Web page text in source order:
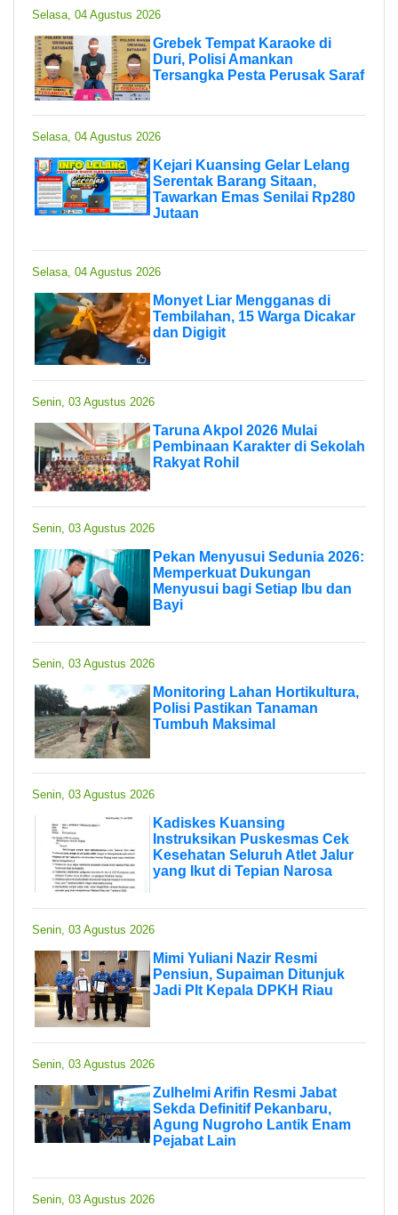
Selasa, 04 Agustus 2026
Grebek Tempat Karaoke di
Duri, Polisi Amankan
Tersangka Pesta Perusak Saraf
Selasa, 04 Agustus 2026
Kejari Kuansing Gelar Lelang
Serentak Barang Sitaan,
Tawarkan Emas Senilai Rp280
Jutaan
Selasa, 04 Agustus 2026
Monyet Liar Mengganas di
Tembilahan, 15 Warga Dicakar
dan Digigit
Senin, 03 Agustus 2026
Taruna Akpol 2026 Mulai
Pembinaan Karakter di Sekolah
Rakyat Rohil
Senin, 03 Agustus 2026
Pekan Menyusui Sedunia 2026:
Memperkuat Dukungan
Menyusui bagi Setiap Ibu dan
Bayi
Senin, 03 Agustus 2026
Monitoring Lahan Hortikultura,
Polisi Pastikan Tanaman
Tumbuh Maksimal
Senin, 03 Agustus 2026
Kadiskes Kuansing
Instruksikan Puskesmas Cek
Kesehatan Seluruh Atlet Jalur
yang Ikut di Tepian Narosa
Senin, 03 Agustus 2026
Mimi Yuliani Nazir Resmi
Pensiun, Supaiman Ditunjuk
Jadi Plt Kepala DPKH Riau
Senin, 03 Agustus 2026
Zulhelmi Arifin Resmi Jabat
Sekda Definitif Pekanbaru,
Agung Nugroho Lantik Enam
Pejabat Lain
Senin, 03 Agustus 2026